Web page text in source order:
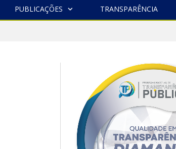
PUBLICAÇÕES TRANSPARÊNCIA